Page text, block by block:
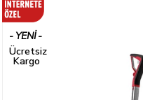
YENI
ÜRÜN
Ücretsiz
Kargo